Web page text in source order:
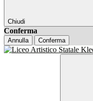
Chiudi
Conferma
Annulla Conferma